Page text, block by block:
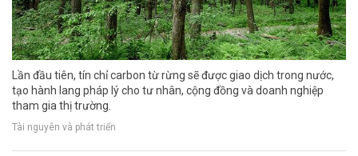
Lần đầu tiên, tín chỉ carbon từ rừng sẽ được giao dịch trong nước,
tạo hành lang pháp lý cho tư nhân, cộng đồng và doanh nghiệp
tham gia thị trường.
Tài nguyên và phát triển